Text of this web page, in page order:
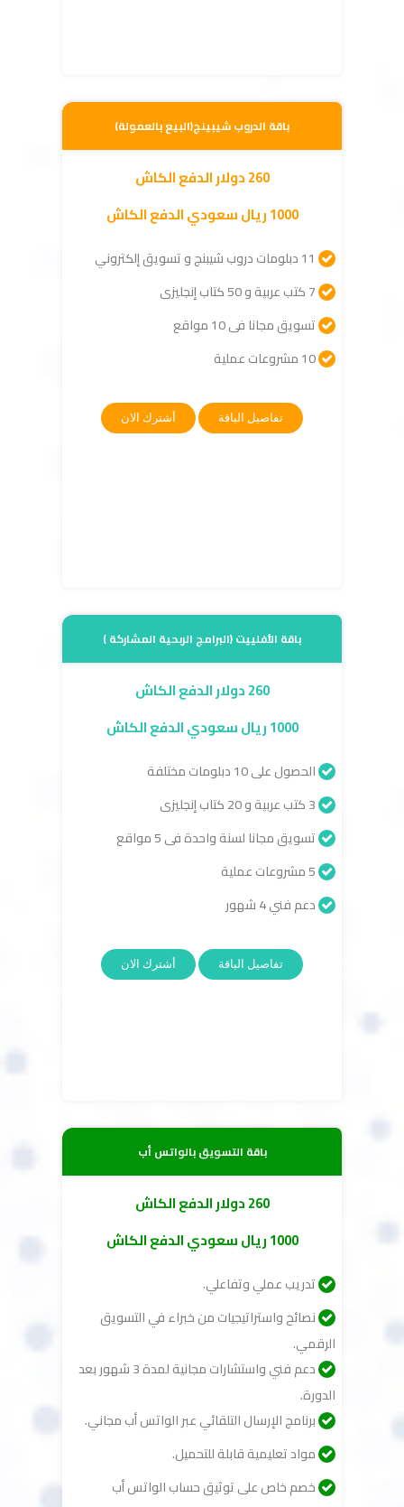
باقة الدروب شيبينج(البيع بالعمولة)
260 دولار الدفع الكاش
1000 ريال سعودي الدفع الكاش
11 دبلومات دروب شيبنج و تسويق إلكتروني
7 كتب عربية و 50 كتاب إنجليزى
تسويق مجانا فى 10 مواقع
10 مشروعات عملية
تفاصيل الباقة أشترك الان
باقة الأفلييت (البرامج الربحية المشاركة )
260 دولار الدفع الكاش
1000 ريال سعودي الدفع الكاش
الحصول على 10 دبلومات مختلفة
3 كتب عربية و 20 كتاب إنجليزى
تسويق مجانا لسنة واحدة فى 5 مواقع
5 مشروعات عملية
دعم فني 4 شهور
تفاصيل الباقة أشترك الان
باقة التسويق بالواتس أب
260 دولار الدفع الكاش
1000 ريال سعودي الدفع الكاش
تدريب عملي وتفاعلي.
نصائح واستراتيجيات من خبراء في التسويق
الرقمي.
دعم فني واستشارات مجانية لمدة 3 شهور بعد
الدورة.
برنامج الإرسال التلقائي عبر الواتس أب مجاني.
مواد تعليمية قابلة للتحميل.
خصم خاص على توثيق حساب الواتس أب